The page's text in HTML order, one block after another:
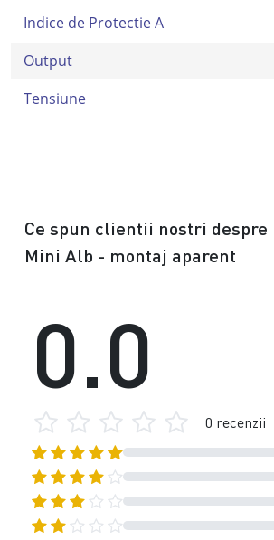
Indice de Protectie A
Output
Tensiune
Ce spun clientii nostri
Mini Alb - montaj aparent
0.0
0 recenzii